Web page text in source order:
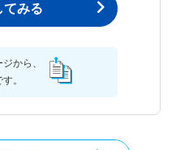
てみる
から、
。